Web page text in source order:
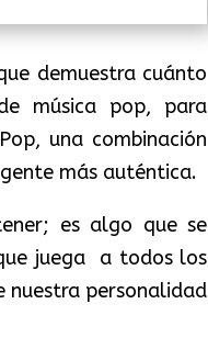
demuestra cuánto
música pop, para
una combinación
más auténtica.
es algo que se
juega a todos los
nuestra personalidad